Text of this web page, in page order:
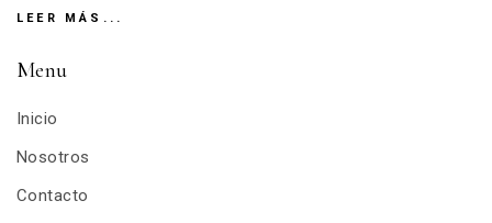
LEER MÁS...
Menu
Inicio
Nosotros
Contacto